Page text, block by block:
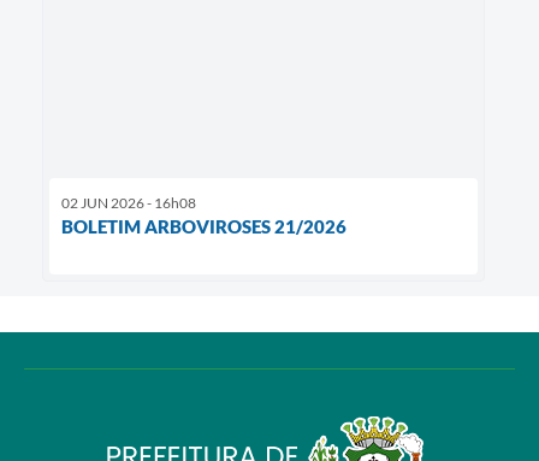
02 JUN 2026 - 16h08
BOLETIM ARBOVIROSES 21/2026